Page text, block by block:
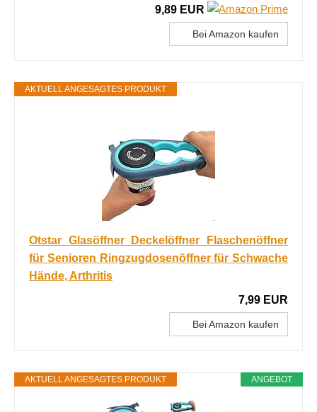
9,89 EUR
Bei Amazon kaufen
AKTUELL ANGESAGTES PRODUKT
Otstar Glasöffner Deckelöffner Flaschenöffner
für Senioren Ringzugdosenöffner für Schwache
Hände, Arthritis
7,99 EUR
Bei Amazon kaufen
ANGEBOT
AKTUELL ANGESAGTES PRODUKT